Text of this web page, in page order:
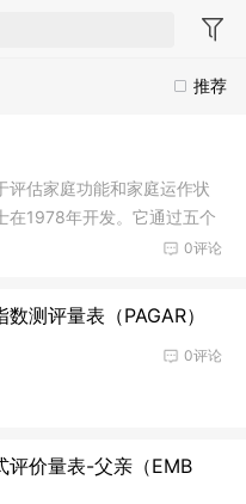
推荐
评估家庭功能和家庭运作状
在1978年开发。它通过五个
0评论
数测评量表（PAGAR）
0评论
评价量表-父亲（EMB